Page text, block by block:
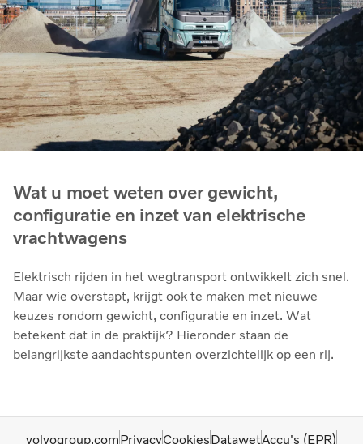
Wat u moet weten over gewicht,
configuratie en inzet van elektrische
vrachtwagens
Elektrisch rijden in het wegtransport ontwikkelt zich snel.
Maar wie overstapt, krijgt ook te maken met nieuwe
keuzes rondom gewicht, configuratie en inzet. Wat
betekent dat in de praktijk? Hieronder staan de
belangrijkste aandachtspunten overzichtelijk op een rij.
volvogroup.comPrivacyCookiesDatawetAccu's (EPR)